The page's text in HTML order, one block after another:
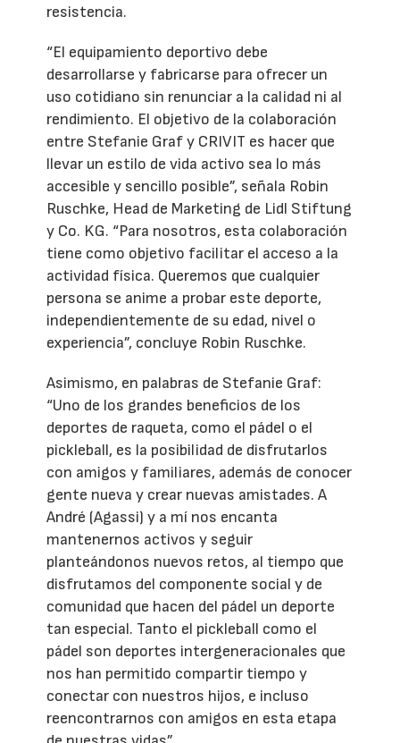
resistencia.
“El equipamiento deportivo debe
desarrollarse y fabricarse para ofrecer un
uso cotidiano sin renunciar a la calidad ni al
rendimiento. El objetivo de la colaboración
entre Stefanie Graf y CRIVIT es hacer que
llevar un estilo de vida activo sea lo más
accesible y sencillo posible”, señala Robin
Ruschke, Head de Marketing de Lidl Stiftung
y Co. KG. “Para nosotros, esta colaboración
tiene como objetivo facilitar el acceso a la
actividad física. Queremos que cualquier
persona se anime a probar este deporte,
independientemente de su edad, nivel o
experiencia”, concluye Robin Ruschke.
Asimismo, en palabras de Stefanie Graf:
“Uno de los grandes beneficios de los
deportes de raqueta, como el pádel o el
pickleball, es la posibilidad de disfrutarlos
con amigos y familiares, además de conocer
gente nueva y crear nuevas amistades. A
André (Agassi) y a mí nos encanta
mantenernos activos y seguir
planteándonos nuevos retos, al tiempo que
disfrutamos del componente social y de
comunidad que hacen del pádel un deporte
tan especial. Tanto el pickleball como el
pádel son deportes intergeneracionales que
nos han permitido compartir tiempo y
conectar con nuestros hijos, e incluso
reencontrarnos con amigos en esta etapa